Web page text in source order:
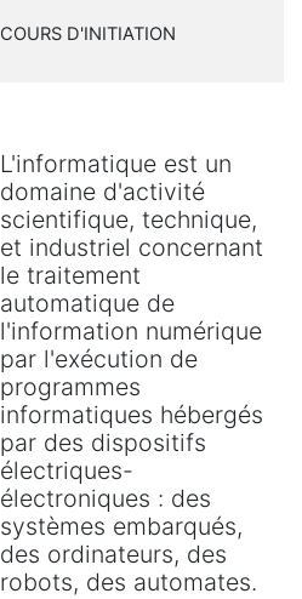
COURS D'INITIATION
L'informatique est un
domaine d'activité
scientifique, technique,
et industriel concernant
le traitement
automatique de
l'information numérique
par l'exécution de
programmes
informatiques hébergés
par des dispositifs
électriques-
électroniques : des
systèmes embarqués,
des ordinateurs, des
robots, des automates.